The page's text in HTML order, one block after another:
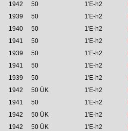
1942 50 1'E-h2
1939 50 1'E-h2
1940 50 1'E-h2
1941 50 1'E-h2
1939 50 1'E-h2
1941 50 1'E-h2
1939 50 1'E-h2
1942 50 ÜK 1'E-h2
1941 50 1'E-h2
1942 50 ÜK 1'E-h2
1942 50 ÜK 1'E-h2